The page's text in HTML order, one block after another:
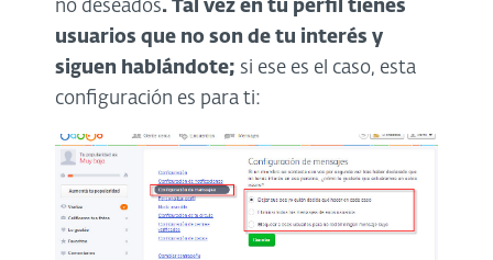
no deseados. Tal vez en tu perfil tienes
usuarios que no son de tu interés y
siguen hablándote; si ese es el caso, esta
configuración es para ti: